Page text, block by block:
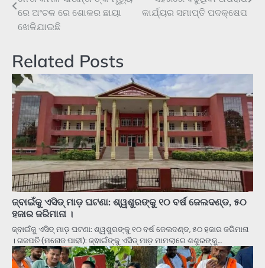
navigation
ରେ ଅଂଚଳ ରେ ଶୋକର ଛାୟା
ଖେଳିଯାଇଛି
କାର୍ଯ୍ୟର ସମାପ୍ତି ପଦକ୍ଷେପ
Related Posts
ଜ୍ବାଇଁକୁ ଏସିଡ୍ ମାଡ଼ ଘଟଣା: ଶ୍ୱଶୁରଙ୍କୁ ୧୦ ବର୍ଷ ଜେଲଦଣ୍ଡ, ୫୦
ହଜାର ଜରିମାନା ।
ଜ୍ବାଇଁକୁ ଏସିଡ୍ ମାଡ଼ ଘଟଣା: ଶ୍ୱଶୁରଙ୍କୁ ୧୦ ବର୍ଷ ଜେଲଦଣ୍ଡ, ୫୦ ହଜାର ଜରିମାନା
। ଗଜପତି (ମନୋଜ ପାଢୀ): ଜ୍ଵାଇଁଙ୍କୁ ଏସିଡ୍ ମାଡ଼ ମାମଲାରେ ଶଶୁରଙ୍କୁ…